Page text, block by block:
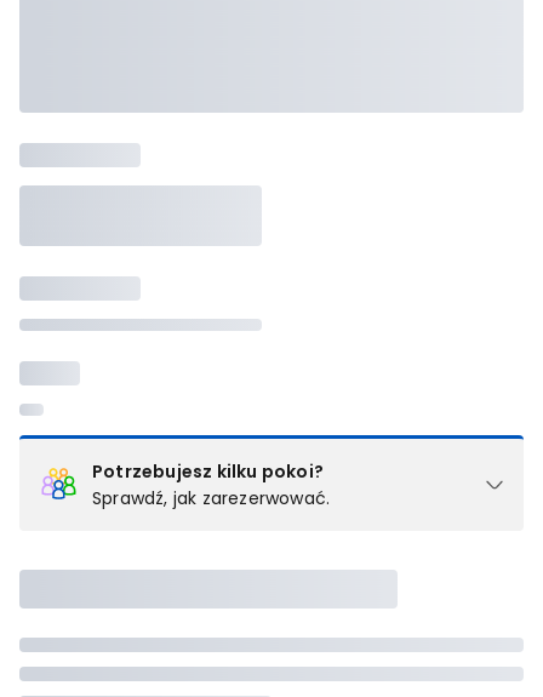
Potrzebujesz kilku pokoi?
Sprawdź, jak zarezerwować.
pokoju (lub apartamencie, willi itd.). Wybierz jedną z ofert z listy
i zarezerwuj ją. Zrób oddzielne rezerwacje dla każdego
kolejnego pokoju lubskontaktuj się z nami,by złożyć
zamówienie u naszego doradcy.